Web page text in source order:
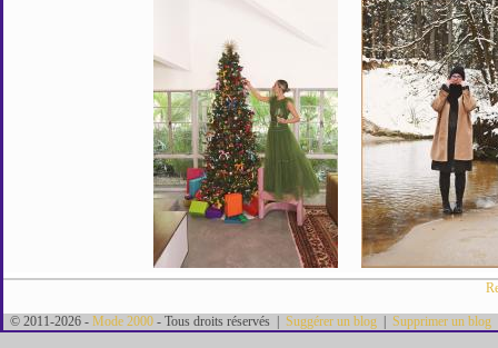
© 2011-2026 - Mode 2000 - Tous droits réservés | Suggérer un blog Supprimer un blog